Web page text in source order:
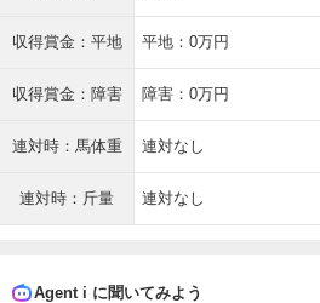
収得賞金：平地 平地：0万円
収得賞金：障害 障害：0万円
連対時：馬体重 連対なし
連対時：斤量 連対なし
Agent i に聞いてみよう